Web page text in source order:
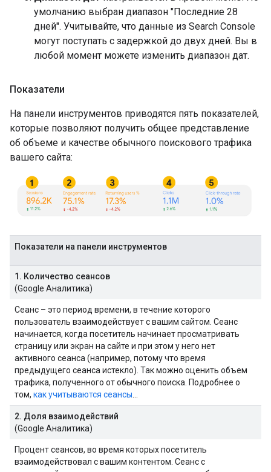
умолчанию выбран диапазон "Последние 28
дней". Учитывайте, что данные из Search Console
могут поступать с задержкой до двух дней. Вы в
любой момент можете изменить диапазон дат.
Показатели
На панели инструментов приводятся пять показателей,
которые позволяют получить общее представление
об объеме и качестве обычного поискового трафика
вашего сайта:
Показатели на панели инструментов
1. Количество сеансов
(Google Аналитика)
Сеанс – это период времени, в течение которого
пользователь взаимодействует с вашим сайтом. Сеанс
начинается, когда посетитель начинает просматривать
страницу или экран на сайте и при этом у него нет
активного сеанса (например, потому что время
предыдущего сеанса истекло). Так можно оценить объем
трафика, полученного от обычного поиска. Подробнее о
том, как учитываются сеансы
2. Доля взаимодействий
(Google Аналитика)
Процент сеансов, во время которых посетитель
взаимодействовал с вашим контентом. Сеанс с